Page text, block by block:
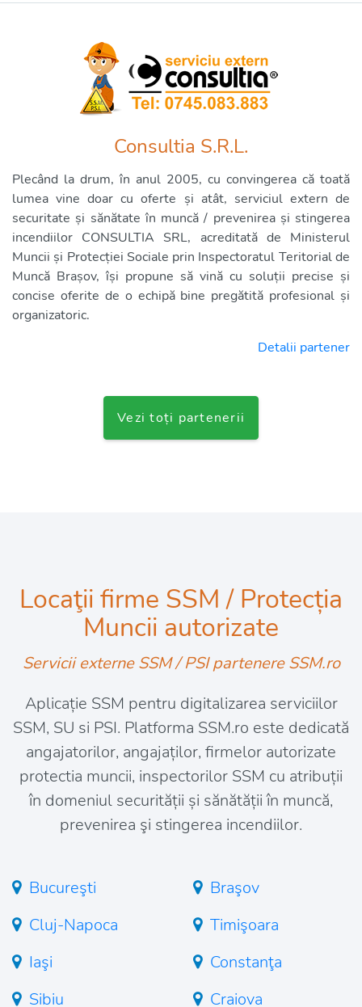
Consultia S.R.L.
Plecând la drum, în anul 2005, cu convingerea că toată
lumea vine doar cu oferte și atât, serviciul extern de
securitate și sănătate în muncă / prevenirea și stingerea
incendiilor CONSULTIA SRL, acreditată de Ministerul
Muncii și Protecției Sociale prin Inspectoratul Teritorial de
Muncă Brașov, își propune să vină cu soluții precise și
concise oferite de o echipă bine pregătită profesional și
organizatoric.
Detalii partener
Vezi toți partenerii
Locaţii firme SSM / Protecția
Muncii autorizate
Servicii externe SSM / PSI partenere SSM.ro
Aplicație SSM pentru digitalizarea serviciilor
SSM, SU si PSI. Platforma SSM.ro este dedicată
angajatorilor, angajaților, firmelor autorizate
protectia muncii, inspectorilor SSM cu atribuții
în domeniul securității și sănătății în muncă,
prevenirea şi stingerea incendiilor.
Bucureşti
Braşov
Cluj-Napoca
Timişoara
Iaşi
Constanţa
Sibiu
Craiova